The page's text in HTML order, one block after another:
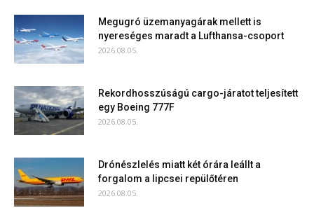
Megugró üzemanyagárak mellett is
nyereséges maradt a Lufthansa-csoport
2026.08.05.
Rekordhosszúságú cargo-járatot teljesített
egy Boeing 777F
2026.08.05.
Drónészlelés miatt két órára leállt a
forgalom a lipcsei repülőtéren
2026.08.05.